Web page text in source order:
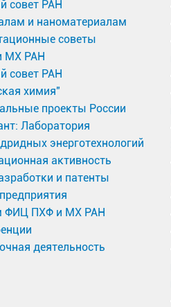
совет РАН
и наноматериалам
советы
МХ РАН
совет РАН
химия"
проекты России
Лаборатория
энерготехнологий
активность
и патенты
ФИЦ ПХФ и МХ РАН
деятельность